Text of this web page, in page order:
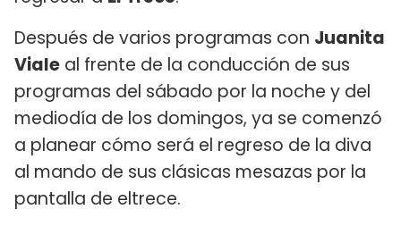
Después de varios programas con Juanita
Viale al frente de la conducción de sus
programas del sábado por la noche y del
mediodía de los domingos, ya se comenzó
a planear cómo será el regreso de la diva
al mando de sus clásicas mesazas por la
pantalla de eltrece.